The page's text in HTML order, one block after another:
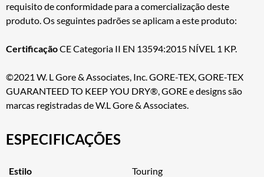
requisito de conformidade para a comercialização deste
produto. Os seguintes padrões se aplicam a este produto:
CertificaçãoCE Categoria II EN 13594:2015 NÍVEL 1 KP.
©2021 W. L Gore & Associates, Inc. GORE-TEX, GORE-TEX
GUARANTEED TO KEEP YOU DRY®, GORE e designs são
marcas registradas de W.L Gore & Associates.
ESPECIFICAÇÕES
Estilo Touring